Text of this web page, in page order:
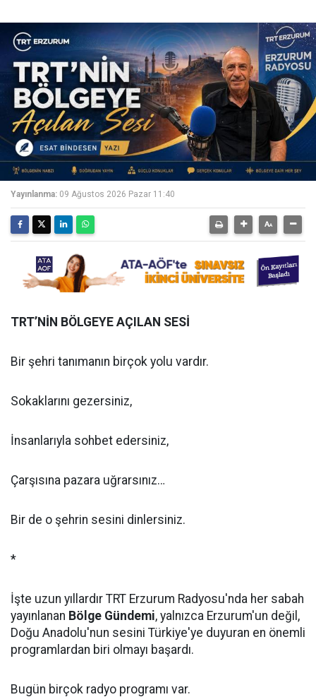
Yayınlanma: 09 Ağustos 2026 Pazar 11:40
TRT’NİN BÖLGEYE AÇILAN SESİ
Bir şehri tanımanın birçok yolu vardır.
Sokaklarını gezersiniz,
İnsanlarıyla sohbet edersiniz,
Çarşısına pazara uğrarsınız…
Bir de o şehrin sesini dinlersiniz.
*
İşte uzun yıllardır TRT Erzurum Radyosu'nda her sabah
yayınlanan Bölge Gündemi, yalnızca Erzurum'un değil,
Doğu Anadolu'nun sesini Türkiye'ye duyuran en önemli
programlardan biri olmayı başardı.
Bugün birçok radyo programı var.